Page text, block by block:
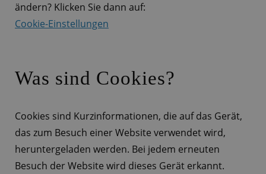
ändern? Klicken Sie dann auf:
Cookie-Einstellungen
Was sind Cookies?
Cookies sind Kurzinformationen, die auf das Gerät,
das zum Besuch einer Website verwendet wird,
heruntergeladen werden. Bei jedem erneuten
Besuch der Website wird dieses Gerät erkannt.